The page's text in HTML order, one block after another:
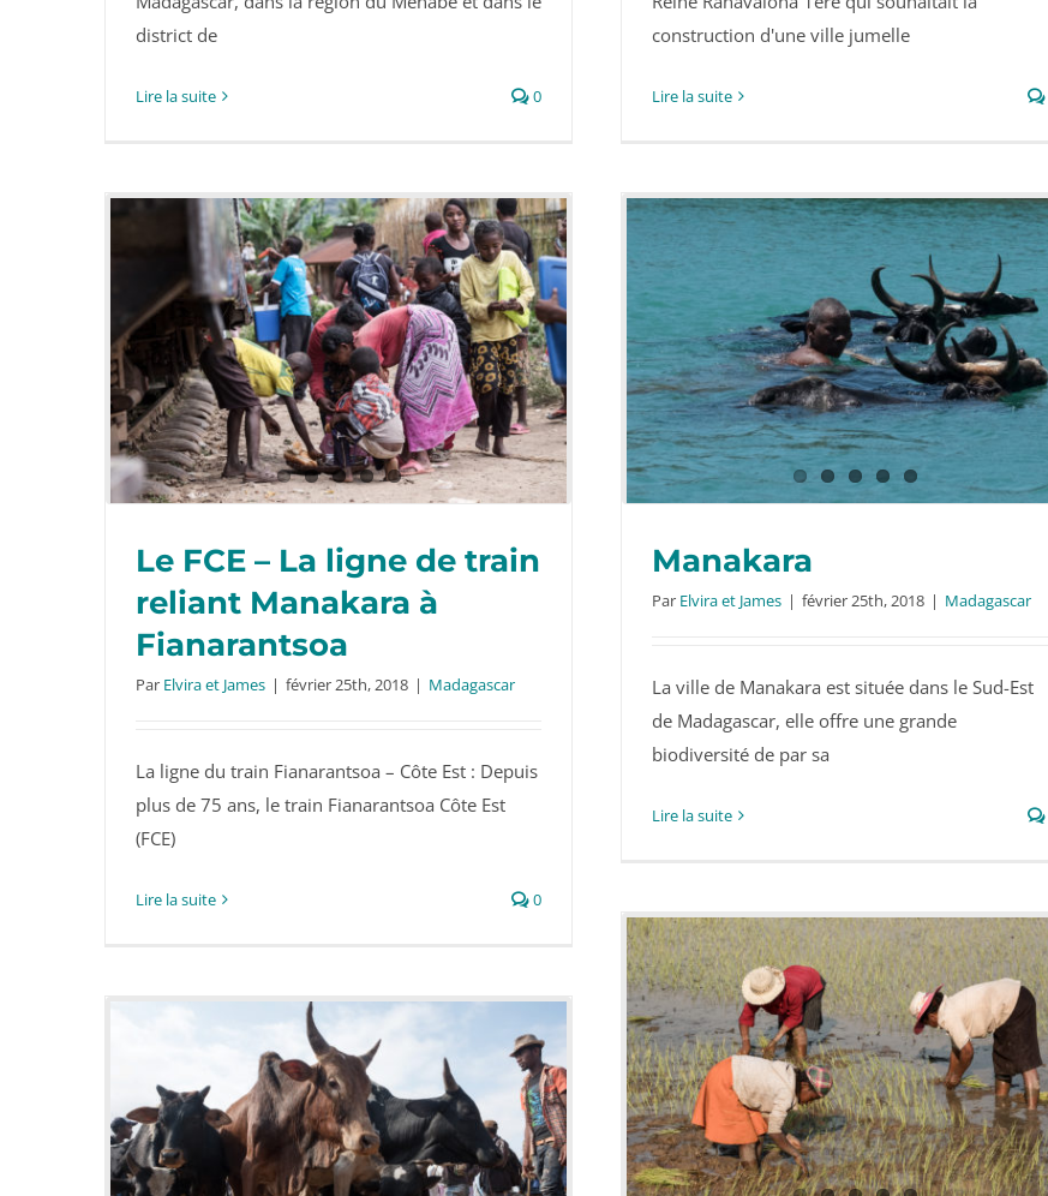
district de
Lire la suite 0
construction d'une ville jumelle
Lire la suite
Le FCE – La ligne de train reliant
Le FCE – La ligne de train
reliant Manakara à
Fianarantsoa
Par Elvira et James | février 25th, 2018 | Madagascar
La ligne du train Fianarantsoa – Côte Est : Depuis
plus de 75 ans, le train Fianarantsoa Côte Est
(FCE)
Lire la suite 0
Manakara
Manakara
Par Elvira et James | février 25th, 2018 | Madagascar
La ville de Manakara est située dans le Sud-Est
de Madagascar, elle offre une grande
biodiversité de par sa
Lire la suite